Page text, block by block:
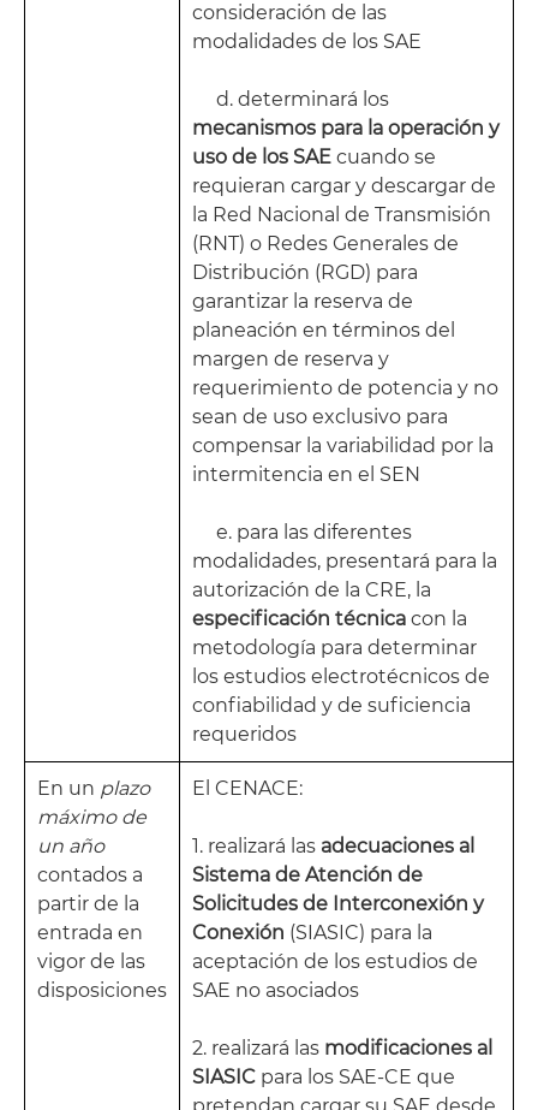
consideración de las
modalidades de los SAE
d. determinará los
mecanismos para la operación y
uso de los SAE cuando se
requieran cargar y descargar de
la Red Nacional de Transmisión
(RNT) o Redes Generales de
Distribución (RGD) para
garantizar la reserva de
planeación en términos del
margen de reserva y
requerimiento de potencia y no
sean de uso exclusivo para
compensar la variabilidad por la
intermitencia en el SEN
e. para las diferentes
modalidades, presentará para la
autorización de la CRE, la
especificación técnica con la
metodología para determinar
los estudios electrotécnicos de
confiabilidad y de suficiencia
requeridos
En un plazo
máximo de
un año
contados a
partir de la
entrada en
vigor de las
disposiciones
El CENACE:
1. realizará las adecuaciones al
Sistema de Atención de
Solicitudes de Interconexión y
Conexión (SIASIC) para la
aceptación de los estudios de
SAE no asociados
2. realizará las modificaciones al
SIASIC para los SAE-CE que